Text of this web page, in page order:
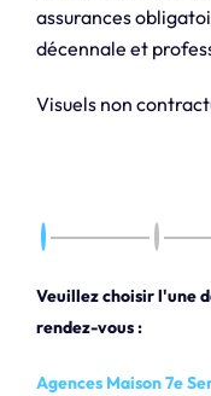
assurances
décennale et
Visuels non
Veuillez choisir l'une
rendez-vous :
Agences Maison 7e